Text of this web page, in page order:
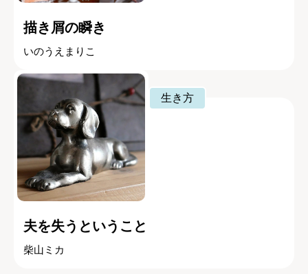
描き屑の瞬き
いのうえまりこ
生き方
夫を失うということ
柴山ミカ